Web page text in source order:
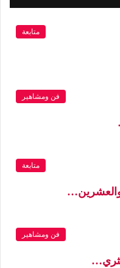
متابعة
فن ومشاهير
متابعة
والعشرين…
فن ومشاهير